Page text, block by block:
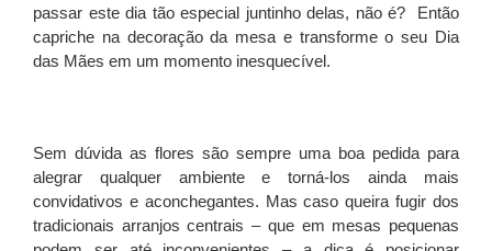
passar este dia tão especial juntinho delas, não é? Então
capriche na decoração da mesa e transforme o seu Dia
das Mães em um momento inesquecível.
Sem dúvida as flores são sempre uma boa pedida para
alegrar qualquer ambiente e torná-los ainda mais
convidativos e aconchegantes. Mas caso queira fugir dos
tradicionais arranjos centrais – que em mesas pequenas